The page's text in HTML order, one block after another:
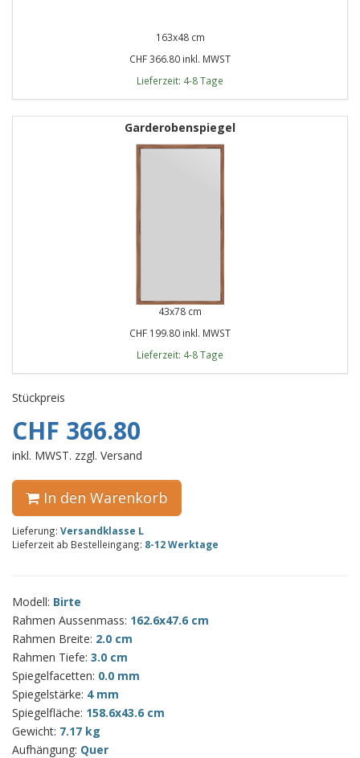
163x48 cm
CHF 366.80 inkl. MWST
Lieferzeit: 4-8 Tage
Garderobenspiegel
43x78 cm
CHF 199.80 inkl. MWST
Lieferzeit: 4-8 Tage
Stückpreis
CHF 366.80
inkl. MWST. zzgl. Versand
In den Warenkorb
Lieferung: Versandklasse L
Lieferzeit ab Bestelleingang: 8-12 Werktage
Modell: Birte
Rahmen Aussenmass: 162.6x47.6 cm
Rahmen Breite: 2.0 cm
Rahmen Tiefe: 3.0 cm
Spiegelfacetten: 0.0 mm
Spiegelstärke: 4 mm
Spiegelfläche: 158.6x43.6 cm
Gewicht: 7.17 kg
Aufhängung: Quer